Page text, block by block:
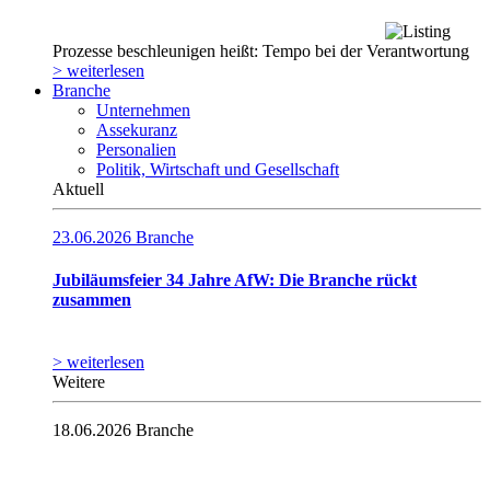
Prozesse beschleunigen heißt: Tempo bei der Verantwortung
> weiterlesen
Branche
Unternehmen
Assekuranz
Personalien
Politik, Wirtschaft und Gesellschaft
Aktuell
23.06.2026 Branche
Jubiläumsfeier 34 Jahre AfW: Die Branche rückt
zusammen
> weiterlesen
Weitere
18.06.2026 Branche